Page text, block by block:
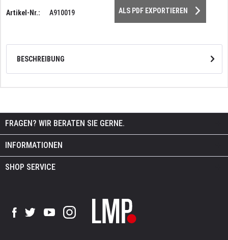
Artikel-Nr.: A910019 ALS PDF EXPORTIEREN
BESCHREIBUNG
FRAGEN? WIR BERATEN SIE GERNE.
INFORMATIONEN
SHOP SERVICE